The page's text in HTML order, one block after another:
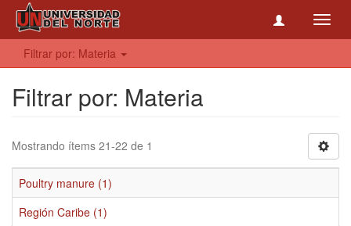
Filtrar por: Materia
Filtrar por: Materia
Mostrando ítems 21-22 de 1
Poultry manure (1)
Región Caribe (1)